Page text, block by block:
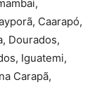
Caarapó,
Dourados,
Iguatemi,
Carapã,